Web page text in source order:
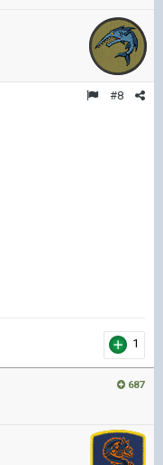
#8
1
687